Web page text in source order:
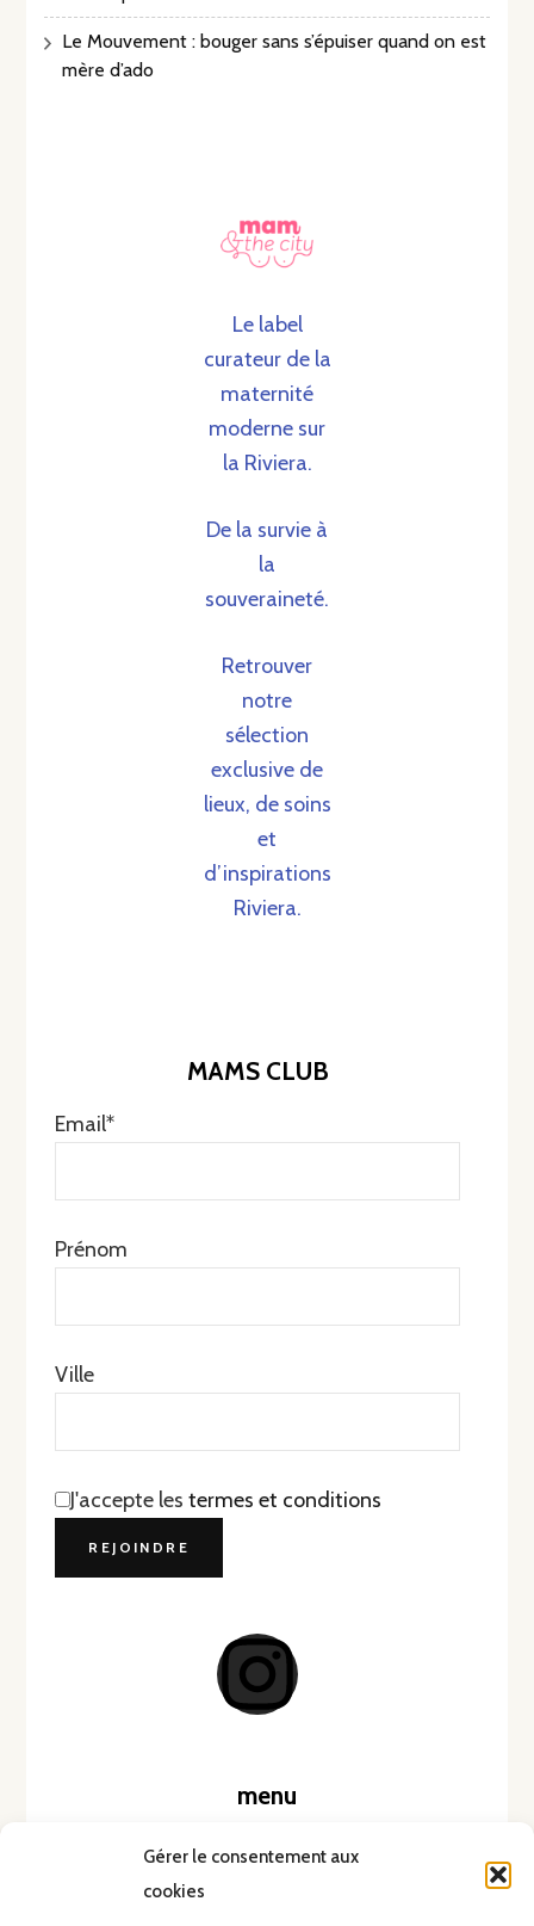
Gérer le consentement aux
cookies
Le Mouvement : bouger sans s’épuiser quand on est
mère d’ado
Le label
curateur de la
maternité
moderne sur
la Riviera.
De la survie à
la
souveraineté.
Retrouver
notre
sélection
exclusive de
lieux, de soins
et
d’inspirations
Riviera.
MAMS CLUB
Email*
Prénom
Ville
J'accepte lestermes et conditions
menu
Accueil